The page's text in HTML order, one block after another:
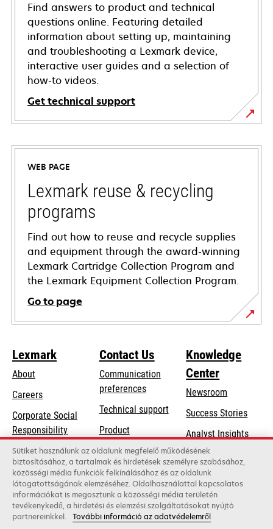
Find answers to product and technical
questions online. Featuring detailed
information about setting up, maintaining
and troubleshooting a Lexmark device,
interactive user guides and a selection of
how-to videos.
Get technical support
opens
in
new
tab
WEB PAGE
Lexmark reuse & recycling
programs
Find out how to reuse and recycle supplies
and equipment through the award-winning
Lexmark Cartridge Collection Program and
the Lexmark Equipment Collection Program.
Go to page
Lexmark
About
Careers
Corporate Social
Responsibilityopens
a
new
tab
Sustainability
Lexmark Partners
Contact Us
Communication
preferences
Technical supportopens
a
new
tab
Product
registration
Find a dealer
List of wholesalers
Knowledge
Center
Newsroom
Success Stories
Analyst Insights
Lexmark International, Inc., a Xerox Company
Sütiket használunk az oldalunk megfelelő működésének
biztosításához, a tartalmak és hirdetések személyre szabásához,
közösségi média funkciók felkínálásához és az oldalunk
látogatottságának elemzéséhez. Oldalhasználattal kapcsolatos
információkat is megosztunk a közösségi média területén
tevékenykedő, a hirdetési és elemzési szolgáltatásokat nyújtó
partnereinkkel. További információ az adatvédelemről